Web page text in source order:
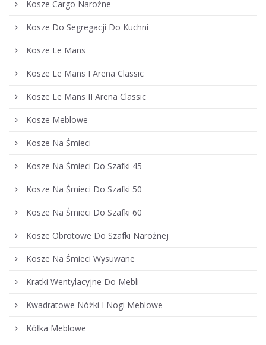
Kosze Cargo Narożne
Kosze Do Segregacji Do Kuchni
Kosze Le Mans
Kosze Le Mans I Arena Classic
Kosze Le Mans II Arena Classic
Kosze Meblowe
Kosze Na Śmieci
Kosze Na Śmieci Do Szafki 45
Kosze Na Śmieci Do Szafki 50
Kosze Na Śmieci Do Szafki 60
Kosze Obrotowe Do Szafki Narożnej
Kosze Na Śmieci Wysuwane
Kratki Wentylacyjne Do Mebli
Kwadratowe Nóżki I Nogi Meblowe
Kółka Meblowe